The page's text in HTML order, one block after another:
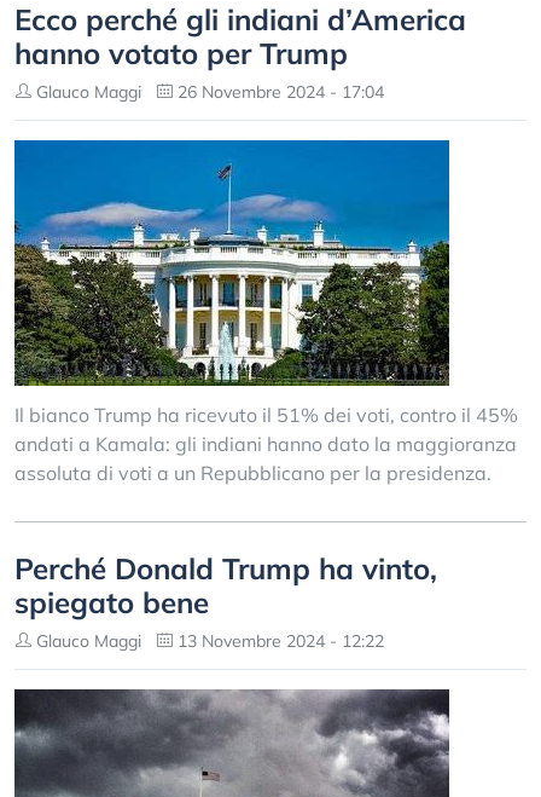
Ecco perché gli indiani d’America
hanno votato per Trump
Glauco Maggi 26 Novembre 2024 - 17:04
Il bianco Trump ha ricevuto il 51% dei voti, contro il 45%
andati a Kamala: gli indiani hanno dato la maggioranza
assoluta di voti a un Repubblicano per la presidenza.
Perché Donald Trump ha vinto,
spiegato bene
Glauco Maggi 13 Novembre 2024 - 12:22